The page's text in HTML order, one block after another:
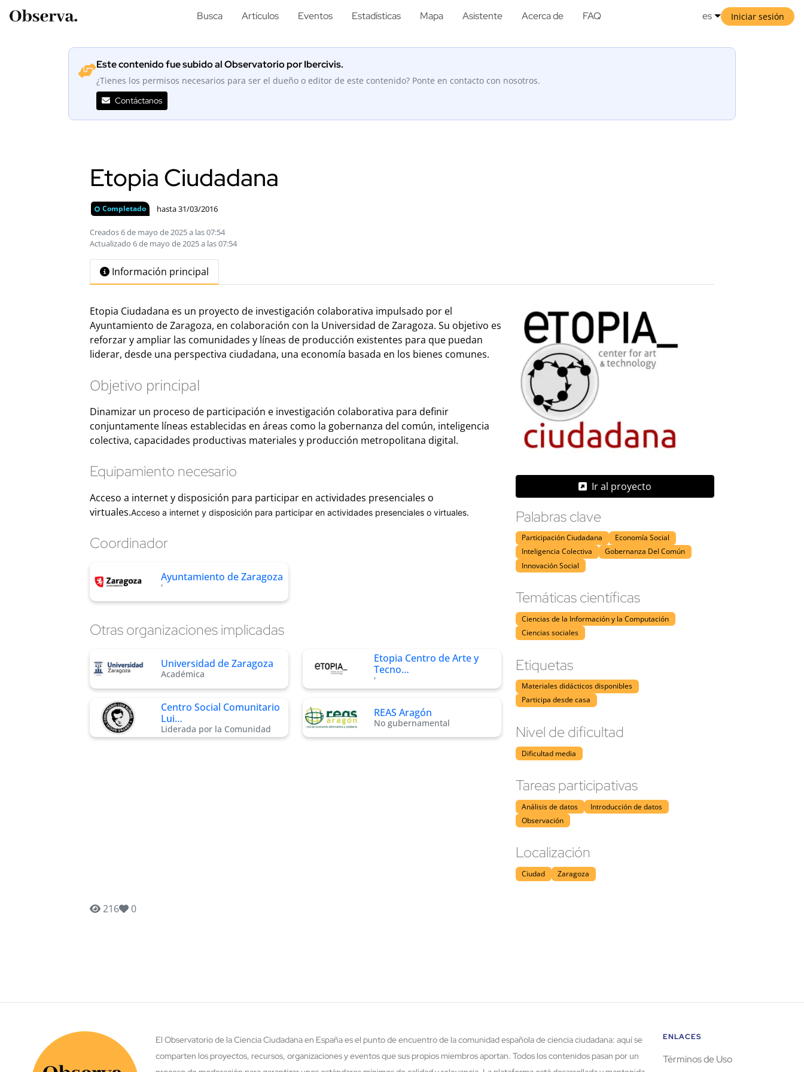
es Iniciar sesión
Busca Artículos Eventos Estadísticas Mapa Asistente Acerca de FAQ
Este contenido fue subido al Observatorio por Ibercivis.
¿Tienes los permisos necesarios para ser el dueño o editor de este contenido? Ponte en contacto con nosotros.
Contáctanos
Etopia Ciudadana
Completado hasta 31/03/2016
Creados 6 de mayo de 2025 a las 07:54
Actualizado 6 de mayo de 2025 a las 07:54
Información principal
Etopia Ciudadana es un proyecto de investigación colaborativa impulsado por el
Ayuntamiento de Zaragoza, en colaboración con la Universidad de Zaragoza. Su objetivo es
reforzar y ampliar las comunidades y líneas de producción existentes para que puedan
liderar, desde una perspectiva ciudadana, una economía basada en los bienes comunes.
Objetivo principal
Dinamizar un proceso de participación e investigación colaborativa para definir
conjuntamente líneas establecidas en áreas como la gobernanza del común, inteligencia
colectiva, capacidades productivas materiales y producción metropolitana digital.
Equipamiento necesario
Acceso a internet y disposición para participar en actividades presenciales o
virtuales.Acceso a internet y disposición para participar en actividades presenciales o virtuales.
Coordinador
Ayuntamiento de Zaragoza
'
Otras organizaciones implicadas
Universidad de Zaragoza
Académica
Etopia Centro de Arte y
Tecno…
'
Centro Social Comunitario
Lui…
Liderada por la Comunidad
REAS Aragón
No gubernamental
Ir al proyecto
Palabras clave
Participación Ciudadana
Economía Social
Inteligencia Colectiva
Gobernanza Del Común
Innovación Social
Temáticas científicas
Ciencias de la Información y la Computación
Ciencias sociales
Etiquetas
Materiales didácticos disponibles
Participa desde casa
Nivel de dificultad
Dificultad media
Tareas participativas
Análisis de datos
Introducción de datos
Observación
Localización
Ciudad Zaragoza
216 0
El Observatorio de la Ciencia Ciudadana en España es el punto de encuentro de la comunidad española de ciencia ciudadana: aquí se
comparten los proyectos, recursos, organizaciones y eventos que sus propios miembros aportan. Todos los contenidos pasan por un
ENLACES
Términos de Uso